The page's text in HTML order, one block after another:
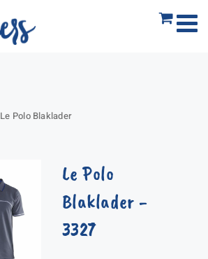
Le Polo Blaklader
Le Polo
Blaklader -
3327